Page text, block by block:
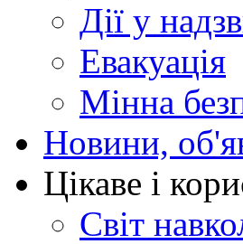
Дії у
Евакуація
Мінна
Новини,
Цікаве і
Світ